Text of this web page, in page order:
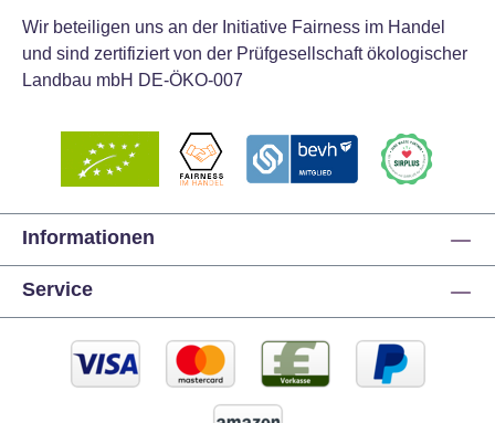
Wir beteiligen uns an der Initiative Fairness im Handel
und sind zertifiziert von der Prüfgesellschaft ökologischer
Landbau mbH DE-ÖKO-007
Informationen
Service